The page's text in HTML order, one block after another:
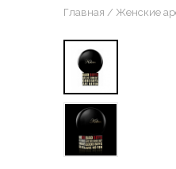
Главная Женские